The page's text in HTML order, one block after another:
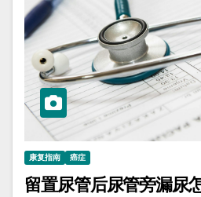
康复指南 癌症
留置尿管后尿管旁漏尿